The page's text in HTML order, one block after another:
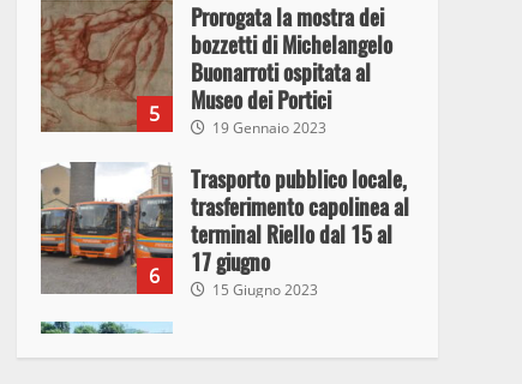
5
Prorogata la mostra dei
bozzetti di Michelangelo
Buonarroti ospitata al
Museo dei Portici
19 Gennaio 2023
6
Trasporto pubblico locale,
trasferimento capolinea al
terminal Riello dal 15 al
17 giugno
15 Giugno 2023
Giochi Sportivi